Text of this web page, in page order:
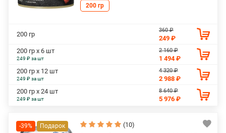
200 гр
200 гр
360 ₽
249 ₽
200 гр х 6 шт
249 ₽ за шт
2 160 ₽
1 494 ₽
200 гр х 12 шт
249 ₽ за шт
4 320 ₽
2 988 ₽
200 гр х 24 шт
249 ₽ за шт
8 640 ₽
5 976 ₽
-39% (10)